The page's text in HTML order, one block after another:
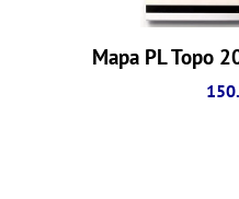
Mapa PL Topo